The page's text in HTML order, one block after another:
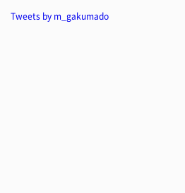
Tweets by m_gakumado